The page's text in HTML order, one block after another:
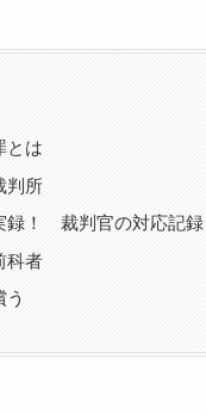
とは
判所
録！ 裁判官の対応記録
科者
う